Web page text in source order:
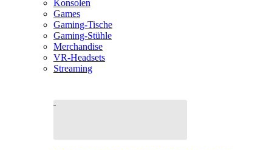
Konsolen
Games
Gaming-Tische
Gaming-Stühle
Merchandise
VR-Headsets
Streaming